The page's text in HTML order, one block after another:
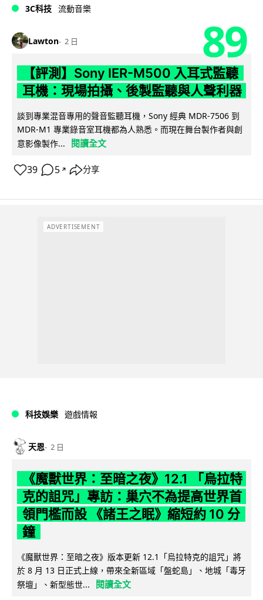
3C科技 流動音樂
Lawton 2 日 89
【評測】Sony IER-M500 入耳式監聽
耳機：現場拍攝、後製監聽與人聲利器
談到專業混音專用的聲音監聽耳機，Sony 經典 MDR-7506 到
MDR-M1 專業錄音室耳機都為人熟悉。而現在舞台製作者與創
意影像製作...
閱讀全文
39 5 ↗ 分享
ADVERTISEMENT
科技娛樂 遊戲情報
天恩 2 日
《魔獸世界：至暗之夜》12.1 「烏拉特
克的詛咒」專訪：巢穴不為提高世界首
領門檻而設 《諸王之眠》縮短約 10 分
鐘
《魔獸世界：至暗之夜》版本更新 12.1「烏拉特克的詛咒」將
於 8 月 13 日正式上線，帶來全新區域「盤蛇島」、地城「毒牙
祭壇」、新型態世...
閱讀全文